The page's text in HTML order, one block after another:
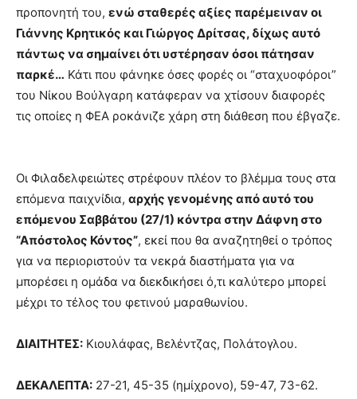
προπονητή του, ενώ σταθερές αξίες παρέμειναν οι
Γιάννης Κρητικός και Γιώργος Δρίτσας, δίχως αυτό
πάντως να σημαίνει ότι υστέρησαν όσοι πάτησαν
παρκέ… Κάτι που φάνηκε όσες φορές οι “σταχυοφόροι”
του Νίκου Βούλγαρη κατάφεραν να χτίσουν διαφορές
τις οποίες η ΦΕΑ ροκάνιζε χάρη στη διάθεση που έβγαζε.
Οι Φιλαδελφειώτες στρέφουν πλέον το βλέμμα τους στα
επόμενα παιχνίδια, αρχής γενομένης από αυτό του
επόμενου Σαββάτου (27/1) κόντρα στην Δάφνη στο
“Απόστολος Κόντος”, εκεί που θα αναζητηθεί ο τρόπος
για να περιοριστούν τα νεκρά διαστήματα για να
μπορέσει η ομάδα να διεκδικήσει ό,τι καλύτερο μπορεί
μέχρι το τέλος του φετινού μαραθωνίου.
ΔΙΑΙΤΗΤΕΣ: Κιουλάφας, Βελέντζας, Πολάτογλου.
ΔΕΚΑΛΕΠΤΑ: 27-21, 45-35 (ημίχρονο), 59-47, 73-62.